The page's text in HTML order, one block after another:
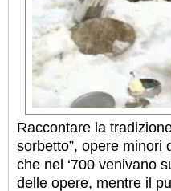
Raccontare la
sorbetto”, opere minori
che nel ‘700 venivano
delle opere, mentre il